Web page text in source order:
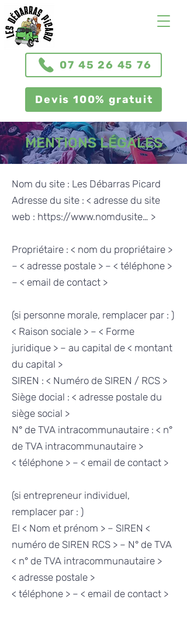
07 45 26 45 76
Devis 100% gratuit
MENTIONS LÉGALES
Nom du site : Les Débarras Picard
Adresse du site : < adresse du site
web : https://www.nomdusite… >
Propriétaire : < nom du propriétaire >
– < adresse postale > – < téléphone >
– < email de contact >
(si personne morale, remplacer par : )
< Raison sociale > – < Forme
juridique > – au capital de < montant
du capital >
SIREN : < Numéro de SIREN / RCS >
Siège docial : < adresse postale du
siège social >
N° de TVA intracommunautaire : < n°
de TVA intracommunautaire >
< téléphone > – < email de contact >
(si entrepreneur individuel,
remplacer par : )
EI < Nom et prénom > – SIREN <
numéro de SIREN RCS > – N° de TVA
< n° de TVA intracommunautaire >
< adresse postale >
< téléphone > – < email de contact >